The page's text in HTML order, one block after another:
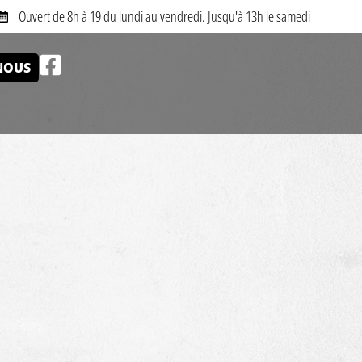
Ouvert de 8h à 19 du lundi au vendredi. Jusqu'à 13h le samedi